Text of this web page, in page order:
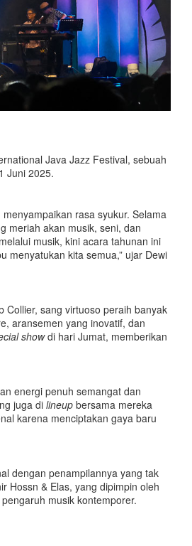
Java Jazz Festival, sebuah
Juni 2025.
rasa syukur. Selama
meriah akan musik, seni, dan
musik, kini acara tahunan ini
menyatukan kita semua,” ujar Dewi
Collier, sang virtuoso peraih banyak
aransemen yang inovatif, dan
showdi hari Jumat, memberikan
energi penuh semangat dan
juga di lineup bersama mereka
karena menciptakan gaya baru
dengan penampilannya yang tak
Hossn & Elas, yang dipimpin oleh
musik kontemporer.